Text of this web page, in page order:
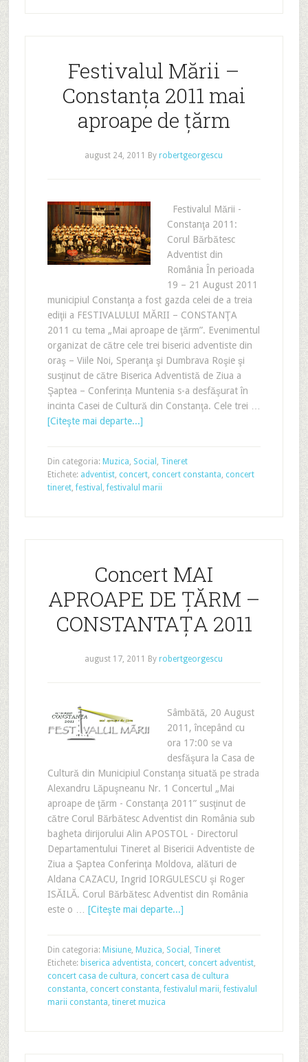
Festivalul Mării –
Constanţa 2011 mai
aproape de ţărm
august 24, 2011 Byrobertgeorgescu
Festivalul Mării -
Constanţa 2011:
Corul Bărbătesc
Adventist din
România În perioada
19 – 21 August 2011
municipiul Constanţa a fost gazda celei de a treia
ediţii a FESTIVALULUI MĂRII – CONSTANŢA
2011 cu tema „Mai aproape de ţărm”. Evenimentul
organizat de către cele trei biserici adventiste din
oraş – Viile Noi, Speranţa şi Dumbrava Roşie şi
susţinut de către Biserica Adventistă de Ziua a
Şaptea – Conferința Muntenia s-a desfăşurat în
incinta Casei de Cultură din Constanţa. Cele trei …
[Citeşte mai departe...]
Din categoria: Muzica, Social , Tineret
Etichete: adventist, concert, concert constanta, concert
tineret,festival ,festivalul marii
Concert MAI
APROAPE DE ŢĂRM –
CONSTANTAŢA 2011
august 17, 2011 Byrobertgeorgescu
Sâmbătă, 20 August
2011, începând cu
ora 17:00 se va
desfăşura la Casa de
Cultură din Municipiul Constanţa situată pe strada
Alexandru Lăpuşneanu Nr. 1 Concertul „Mai
aproape de ţărm - Constanţa 2011” susţinut de
către Corul Bărbătesc Adventist din România sub
bagheta dirijorului Alin APOSTOL - Directorul
Departamentului Tineret al Bisericii Adventiste de
Ziua a Şaptea Conferinţa Moldova, alături de
Aldana CAZACU, Ingrid IORGULESCU şi Roger
ISĂILĂ. Corul Bărbătesc Adventist din România
este o … [Citeşte mai departe...]
Din categoria: Misiune, Muzica, Social , Tineret
Etichete: biserica adventista, concert, concert adventist,
concert casa de cultura, concert casa de cultura
constanta, concert constanta,festivalul marii,festivalul
marii constanta, tineret muzica